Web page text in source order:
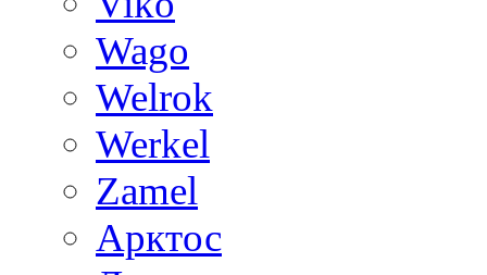
Wago
Welrok
Werkel
Zamel
Арктос